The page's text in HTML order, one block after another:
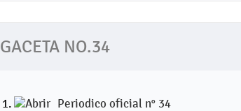
GACETA NO.34
Periodico oficial n° 34